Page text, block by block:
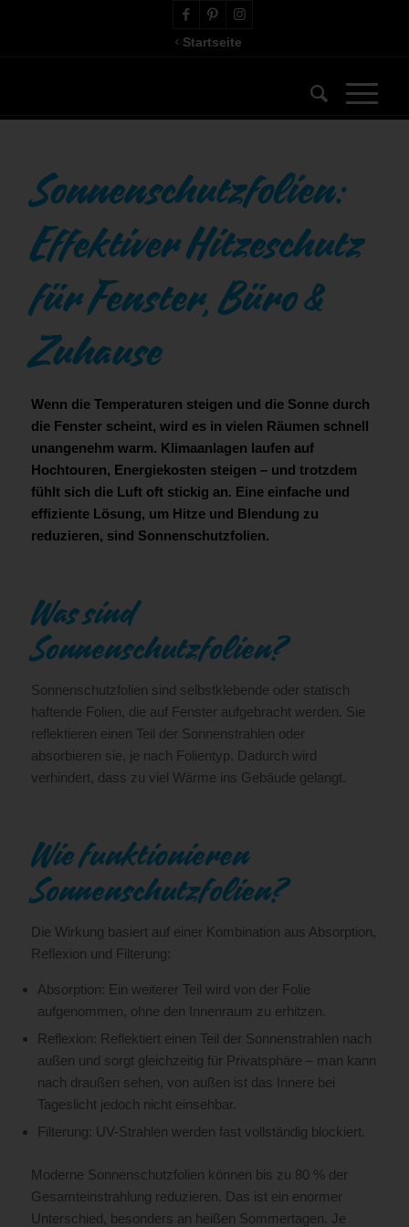
Startseite
Sonnenschutzfolien:
Effektiver Hitzeschutz
für Fenster, Büro &
Zuhause
Wenn die Temperaturen steigen und die Sonne durch
die Fenster scheint, wird es in vielen Räumen schnell
unangenehm warm. Klimaanlagen laufen auf
Hochtouren, Energiekosten steigen – und trotzdem
fühlt sich die Luft oft stickig an. Eine einfache und
effiziente Lösung, um Hitze und Blendung zu
reduzieren, sind Sonnenschutzfolien.
Was sind
Sonnenschutzfolien?
Sonnenschutzfolien sind selbstklebende oder statisch
haftende Folien, die auf Fenster aufgebracht werden. Sie
reflektieren einen Teil der Sonnenstrahlen oder
absorbieren sie, je nach Folientyp. Dadurch wird
verhindert, dass zu viel Wärme ins Gebäude gelangt.
Wie funktionieren
Sonnenschutzfolien?
Die Wirkung basiert auf einer Kombination aus Absorption,
Reflexion und Filterung:
Absorption: Ein weiterer Teil wird von der Folie
aufgenommen, ohne den Innenraum zu erhitzen.
Reflexion: Reflektiert einen Teil der Sonnenstrahlen nach
außen und sorgt gleichzeitig für Privatsphäre – man kann
nach draußen sehen, von außen ist das Innere bei
Tageslicht jedoch nicht einsehbar.
Filterung: UV-Strahlen werden fast vollständig blockiert.
Moderne Sonnenschutzfolien können bis zu 80 % der
Gesamteinstrahlung reduzieren. Das ist ein enormer
Unterschied, besonders an heißen Sommertagen. Je